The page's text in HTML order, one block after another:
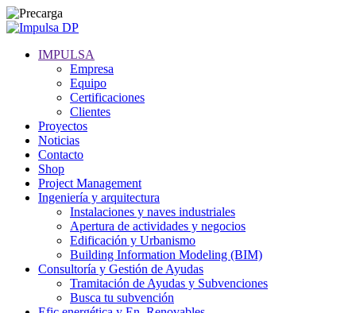
IMPULSA
Empresa
Equipo
Certificaciones
Clientes
Proyectos
Noticias
Contacto
Shop
Project Management
Ingeniería y arquitectura
Instalaciones y naves industriales
Apertura de actividades y negocios
Edificación y Urbanismo
Building Information Modeling (BIM)
Consultoría y Gestión de Ayudas
Tramitación de Ayudas y Subvenciones
Busca tu subvención